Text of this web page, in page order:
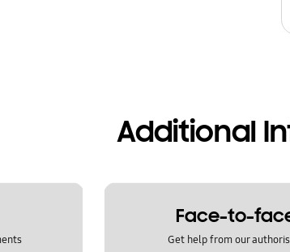
Additional
Face-to-
Get help from our